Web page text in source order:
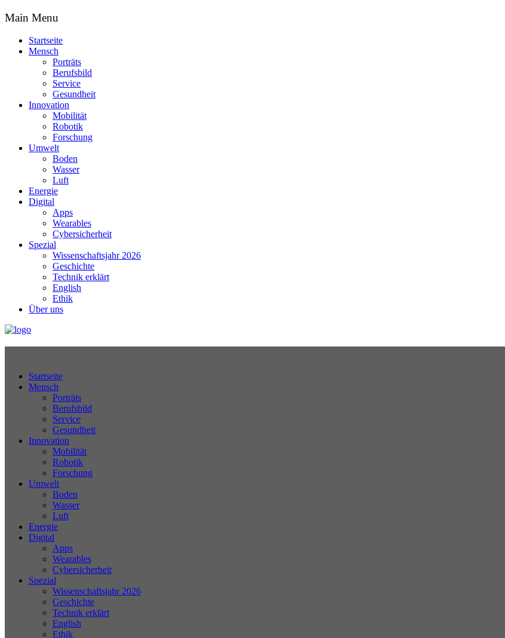
Main Menu
Startseite
Mensch
Porträts
Berufsbild
Service
Gesundheit
Innovation
Mobilität
Robotik
Forschung
Umwelt
Boden
Wasser
Luft
Energie
Digital
Apps
Wearables
Cybersicherheit
Spezial
Wissenschaftsjahr 2026
Geschichte
Technik erklärt
English
Ethik
Über uns
Startseite
Mensch
Porträts
Berufsbild
Service
Gesundheit
Innovation
Mobilität
Robotik
Forschung
Umwelt
Boden
Wasser
Luft
Energie
Digital
Apps
Wearables
Cybersicherheit
Spezial
Wissenschaftsjahr 2026
Geschichte
Technik erklärt
English
Ethik